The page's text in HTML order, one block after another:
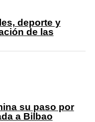
deporte y
de las
su paso por
a Bilbao